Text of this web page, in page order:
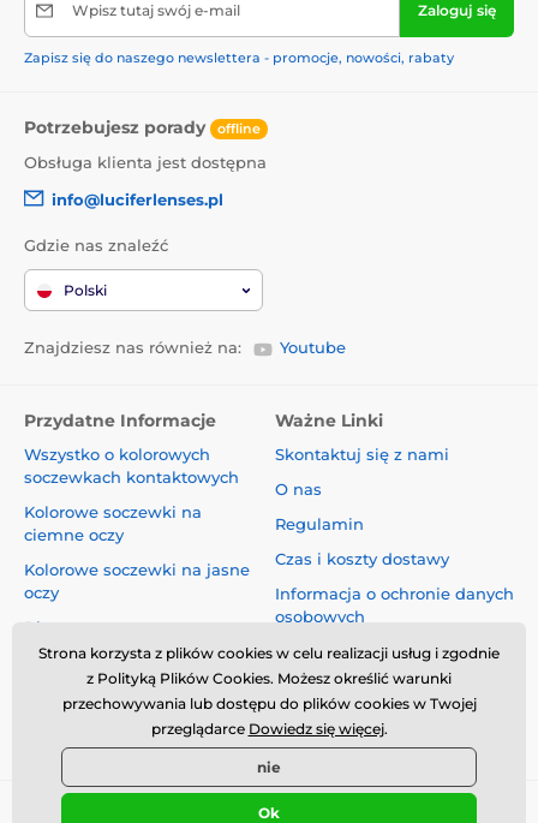
Wpisz tutaj swój e-mail Zaloguj się
Zapisz się do naszego newslettera - promocje, nowości, rabaty
Potrzebujesz porady offline
Obsługa klienta jest dostępna
info@luciferlenses.pl
Gdzie nas znaleźć
Polski
Znajdziesz nas również na: Youtube
Przydatne Informacje
Wszystko o kolorowych
soczewkach kontaktowych
Kolorowe soczewki na
ciemne oczy
Kolorowe soczewki na jasne
oczy
Blog
Ważne Linki
Skontaktuj się z nami
O nas
Regulamin
Czas i koszty dostawy
Informacja o ochronie danych
osobowych
Reklamacje i Odstąpienie od
Umowy
Bezpieczeństwo i jakość bez
kompromisów
© 2026 www.luciferlenses.pl ⦁ Utworzono e-sklep
Strona korzysta z plików cookies w celu realizacji usług i zgodnie
z Polityką Plików Cookies. Możesz określić warunki
przechowywania lub dostępu do plików cookies w Twojej
przeglądarce Dowiedz się więcej.
nie
Ok